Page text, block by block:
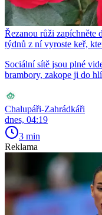
Řezanou růži zapíchněte
týdnů z ní vyroste keř,
Sociální sítě jsou plné
brambory, zakope ji do
Chalupáři-Zahrádkáři
dnes, 04:19
3 min
Reklama